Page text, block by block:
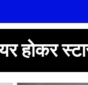
होकर